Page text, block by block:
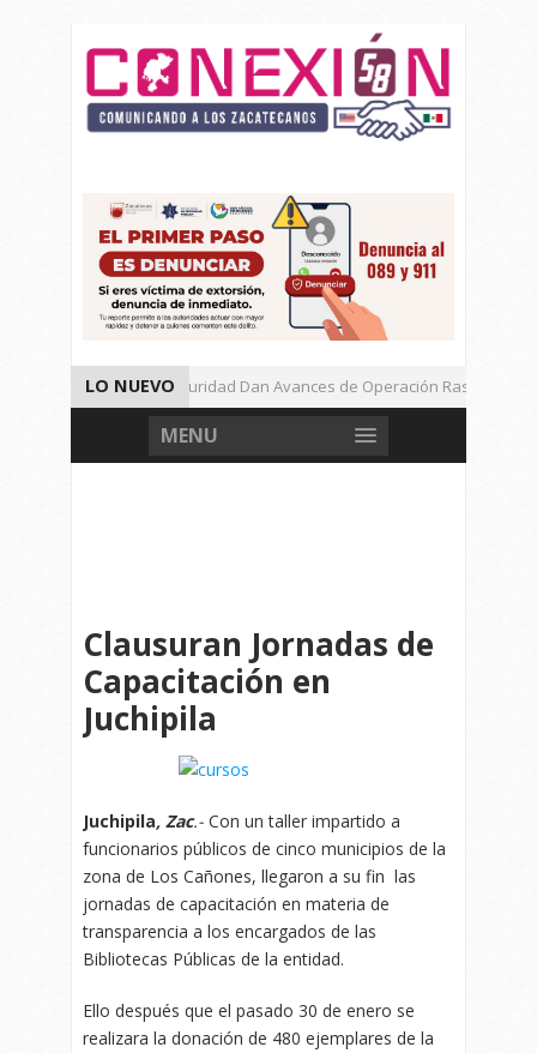
LO NUEVO
Autoridades de Seguridad Dan Avances de Operación Rastrillo.
Gran Festival de Música Electrónica en Festival Cultural de Guadalupe.
MENU
Clausuran Jornadas de
Capacitación en
Juchipila
Juchipila, Zac.- Con un taller impartido a
funcionarios públicos de cinco municipios de la
zona de Los Cañones, llegaron a su fin las
jornadas de capacitación en materia de
transparencia a los encargados de las
Bibliotecas Públicas de la entidad.
Ello después que el pasado 30 de enero se
realizara la donación de 480 ejemplares de la